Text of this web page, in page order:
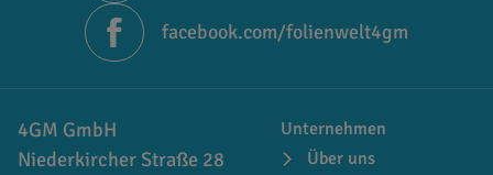
facebook.com/folienwelt4gm
4GM GmbH
Niederkircher Straße 28
Unternehmen
Über uns